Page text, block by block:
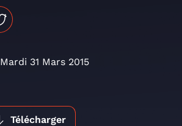
Mardi 31 Mars 2015
Télécharger